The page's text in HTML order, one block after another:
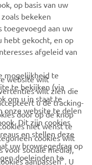
over de nieuwste deals,
en nog veel meer
we uw persoonlijke
op basis van uw
bekeken
toegevoegd aan uw
hebt gekocht, en op
afgeleid van
mogelijkheid te
te bekijken (via
om u in staat te
onze website te delen
Dit zijn cookies
en stellen deze
uw browsegedrag op
doeleinden te
website wilt
wilt zien die
u de tracking-
door op de knop
niet wenst te
cookies wilt
voor sociale media),
aanpassen". U